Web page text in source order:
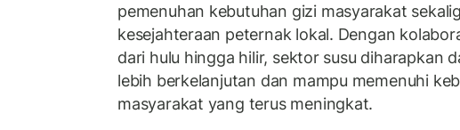
pemenuhan kebutuhan gizi masyarakat
kesejahteraan peternak lokal. Dengan
dari hulu hingga hilir, sektor susu diharapkan
lebih berkelanjutan dan mampu memenuhi
masyarakat yang terus meningkat.